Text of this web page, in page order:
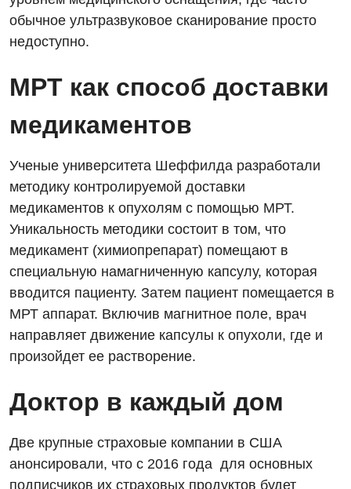
Гинекологическое отделение
Дерматовенерология
Кардиология
Кардиохирургия
Маммология
Медицинская психология
Неврология
Нейрохирургия
Онкологическое отделение
Ортопедия и травматология
Отделение неотложных состояний
Оториноларингология
обычное ультразвуковое сканирование просто
недоступно.
МРТ как способ доставки
медикаментов
Ученые университета Шеффилда разработали
методику контролируемой доставки
медикаментов к опухолям с помощью МРТ.
Уникальность методики состоит в том, что
медикамент (химиопрепарат) помещают в
специальную намагниченную капсулу, которая
вводится пациенту. Затем пациент помещается в
МРТ аппарат. Включив магнитное поле, врач
направляет движение капсулы к опухоли, где и
произойдет ее растворение.
Доктор в каждый дом
Две крупные страховые компании в США
анонсировали, что с 2016 года для основных
подписчиков их страховых продуктов будет